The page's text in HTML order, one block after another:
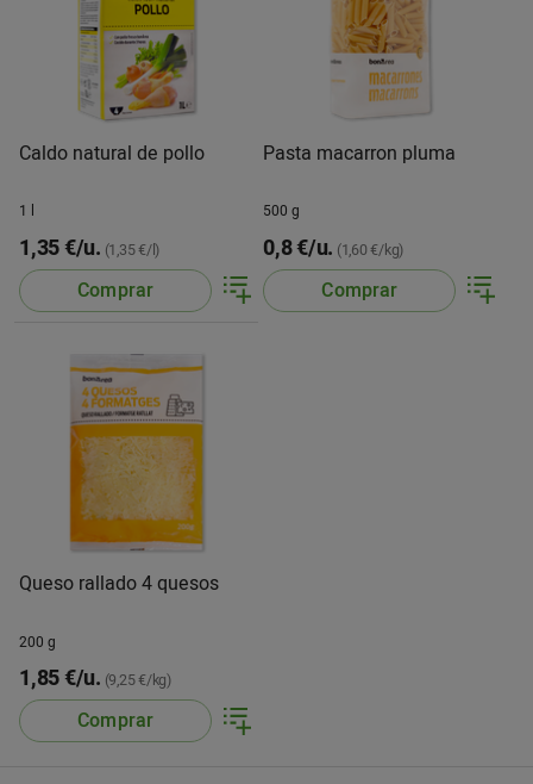
Caldo natural de pollo
1 l
1,35 €/u. (1,35 €/l)
Comprar
Pasta macarron pluma
500 g
0,8 €/u. (1,60 €/kg)
Comprar
Queso rallado 4 quesos
200 g
1,85 €/u. (9,25 €/kg)
Comprar